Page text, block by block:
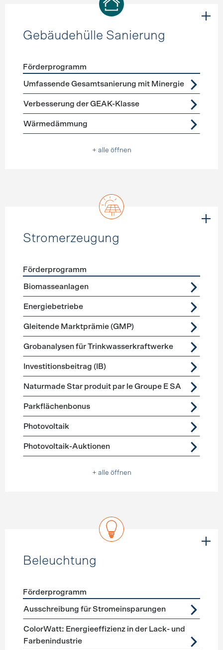
Gebäudehülle Sanierung
Förderprogramme Gebäudehülle Sanierung
Förderprogramm
Umfassende Gesamtsanierung mit Minergie
Verbesserung der GEAK-Klasse
Wärmedämmung
+ alle öffnen
Stromerzeugung
Förderprogramme
Förderprogramm
Biomasseanlagen
Energiebetriebe
Gleitende Marktprämie (GMP)
Grobanalysen für Trinkwasserkraftwerke
Investitionsbeitrag (IB)
Naturmade Star produit par le Groupe E SA
Parkflächenbonus
Photovoltaik
Photovoltaik-Auktionen
+ alle öffnen
Beleuchtung
Förderprogramme Beleuchtung
Förderprogramm
Ausschreibung für Stromeinsparungen
ColorWatt: Energieeffizienz in der Lack- und
Farbenindustrie